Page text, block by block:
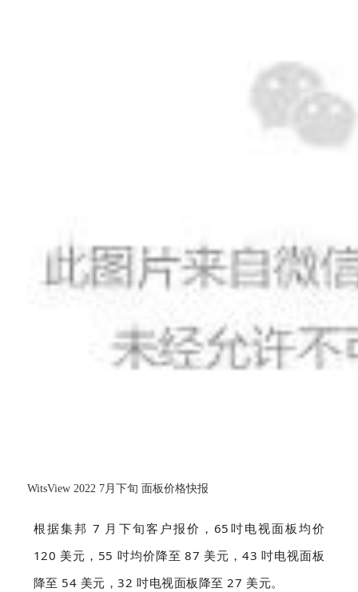
WitsView 2022 7月下旬 面板价格快报
根据集邦 7 月下旬客户报价，65吋电视面板均价
120 美元，55 吋均价降至 87 美元，43 吋电视面板
降至 54 美元，32 吋电视面板降至 27 美元。